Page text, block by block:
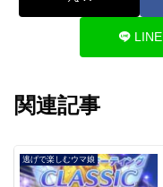
LINE
関連記事
逃げで楽しむウマ娘